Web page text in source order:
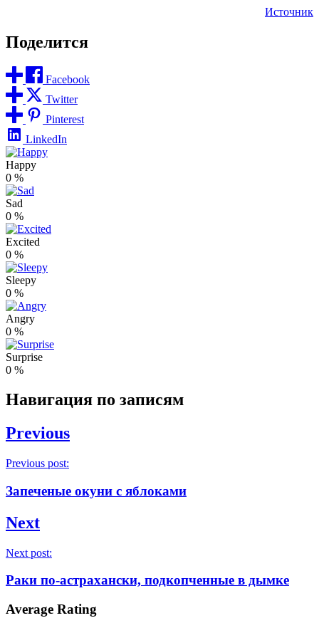
Источник
Поделится
Facebook
Twitter
Pinterest
LinkedIn
Happy
0 %
Sad
0 %
Excited
0 %
Sleepy
0 %
Angry
0 %
Surprise
0 %
Навигация по записям
Previous
Previous post:
Запеченые окуни с яблоками
Next
Next post:
Раки по-астрахански, подкопченные в дымке
Average Rating